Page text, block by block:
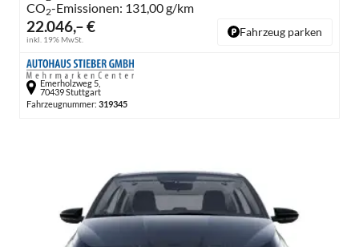
22.046,– €
inkl. 19% MwSt.
CO2-Emissionen: 131,00 g/km
Fahrzeug parken
Emerholzweg 5,
70439 Stuttgart
Fahrzeugnummer: 319345